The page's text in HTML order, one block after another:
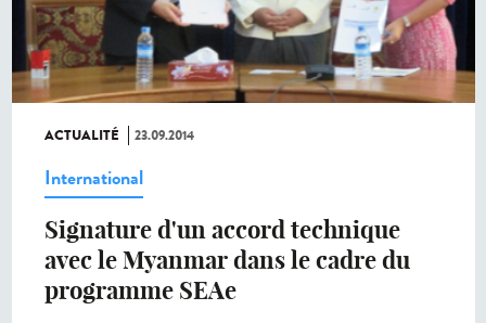
ACTUALITÉ 23.09.2014
International
Signature d'un accord technique
avec le Myanmar dans le cadre du
programme SEAe